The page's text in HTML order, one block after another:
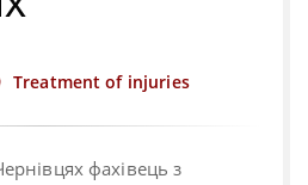
Treatment of injuries
фахівець з